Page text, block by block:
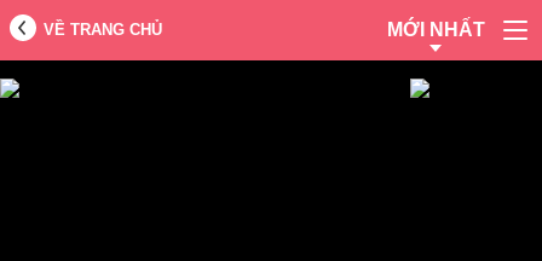
VỀ TRANG CHỦ MỚI NHẤT